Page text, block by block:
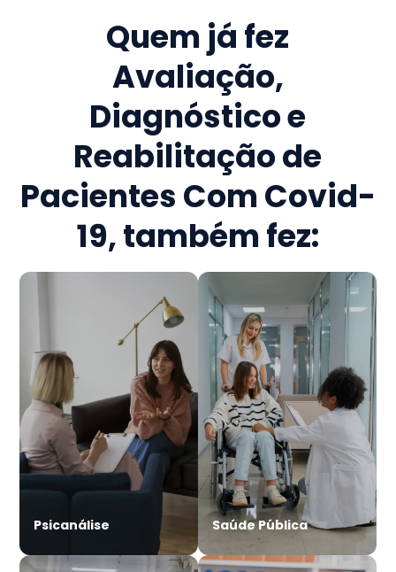
Quem já fez
Avaliação,
Diagnóstico e
Reabilitação de
Pacientes Com Covid-
19, também fez:
Psicanálise Saúde Pública